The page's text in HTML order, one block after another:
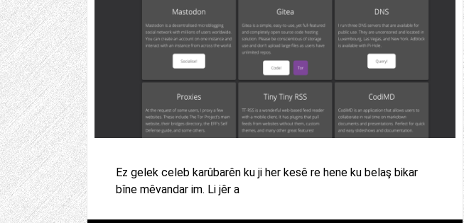
Ez gelek celeb karûbarên ku ji her kesê re hene ku belaş bikar
bîne mêvandar im. Li jêr a